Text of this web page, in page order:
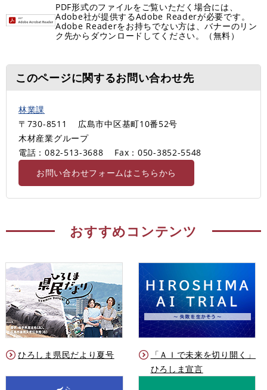
PDF形式のファイルをご覧いただく場合には、
Adobe社が提供するAdobe Readerが必要です。
Adobe Readerをお持ちでない方は、バナーのリン
ク先からダウンロードしてください。（無料）
このページに関するお問い合わせ先
林業課
〒730-8511
広島市中区基町10番52号
木材産業グループ
電話：082-513-3688
Fax：050-3852-5548
お問い合わせフォームはこちらから
おすすめコンテンツ
ひろしま県民だより夏号
「ＡＩで未来を切り開く」
ひろしま宣言